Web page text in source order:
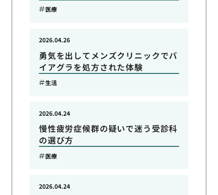
医療
勇気を出してメンズクリニックでバ
イアグラを処方された体験
2026.04.26
生活
慢性疲労症候群の疑いで迷う受診科
の選び方
2026.04.24
医療
2026.04.24